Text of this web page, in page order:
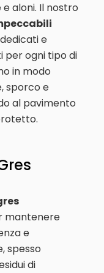
aloni. Il nostro
e
per ogni tipo di
in modo
sporco e
al pavimento
mantenere
e
spesso
di